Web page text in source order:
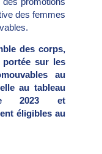
des femmes
des corps,
portée sur les
au
au tableau
2023 et
éligibles au